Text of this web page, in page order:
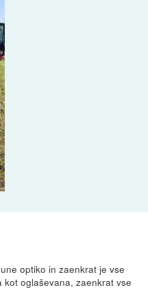
optiko in zaenkrat je vse
oglaševana, zaenkrat vse